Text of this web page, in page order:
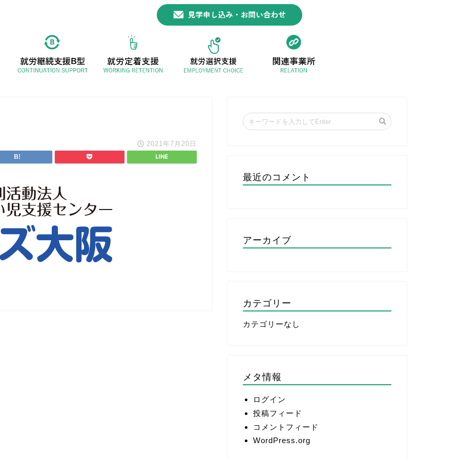
2021年7月20日
最近のコメント
アーカイブ
カテゴリー
カテゴリーなし
メタ情報
ログイン
投稿フィード
コメントフィード
WordPress.org